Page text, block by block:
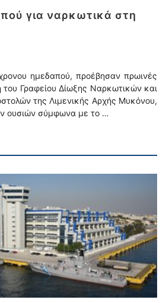
για ναρκωτικά στη
ημεδαπού, προέβησαν πρωινές
Γραφείου Δίωξης Ναρκωτικών και
της Λιμενικής Αρχής Μυκόνου,
ουσιών σύμφωνα με το …